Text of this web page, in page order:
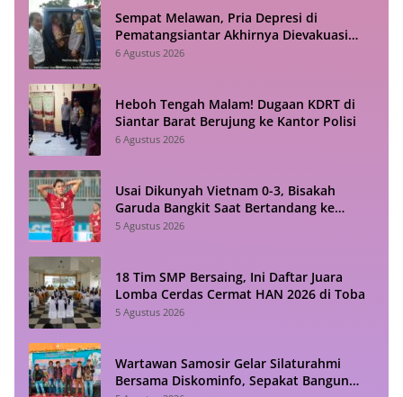
Sempat Melawan, Pria Depresi di
Pematangsiantar Akhirnya Dievakuasi
Polisi
6 Agustus 2026
Heboh Tengah Malam! Dugaan KDRT di
Siantar Barat Berujung ke Kantor Polisi
6 Agustus 2026
Usai Dikunyah Vietnam 0-3, Bisakah
Garuda Bangkit Saat Bertandang ke
Singapura?
5 Agustus 2026
18 Tim SMP Bersaing, Ini Daftar Juara
Lomba Cerdas Cermat HAN 2026 di Toba
5 Agustus 2026
Wartawan Samosir Gelar Silaturahmi
Bersama Diskominfo, Sepakat Bangun